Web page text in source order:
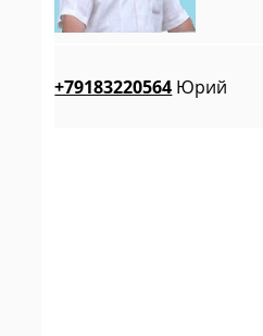
+79183220564 Юрий